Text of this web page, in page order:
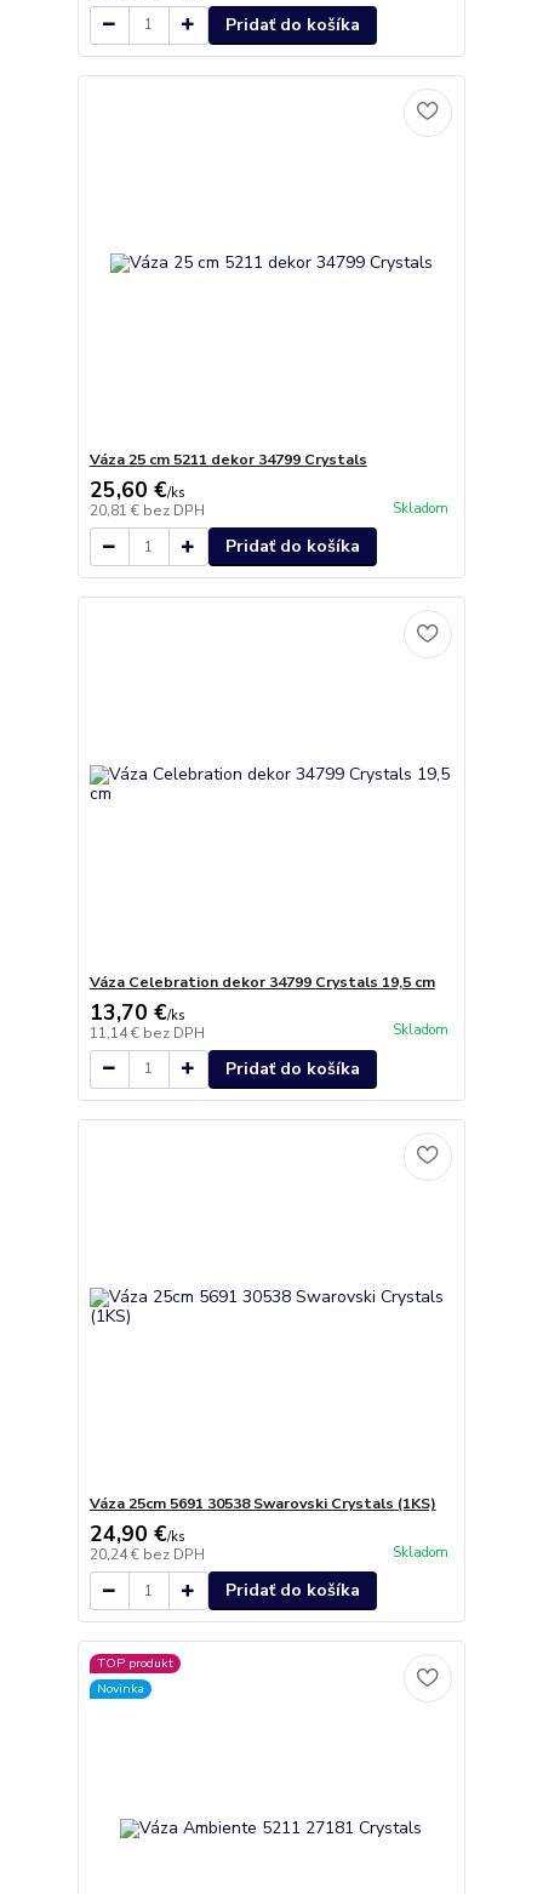
Pridať do košíka
Váza 25 cm 5211 dekor 34799 Crystals
25,60 €/ks
20,81 € bez DPH Skladom
Pridať do košíka
Váza Celebration dekor 34799 Crystals 19,5 cm
13,70 €/ks
11,14 € bez DPH Skladom
Pridať do košíka
Váza 25cm 5691 30538 Swarovski Crystals (1KS)
24,90 €/ks
20,24 € bez DPH Skladom
Pridať do košíka
TOP produkt
Novinka